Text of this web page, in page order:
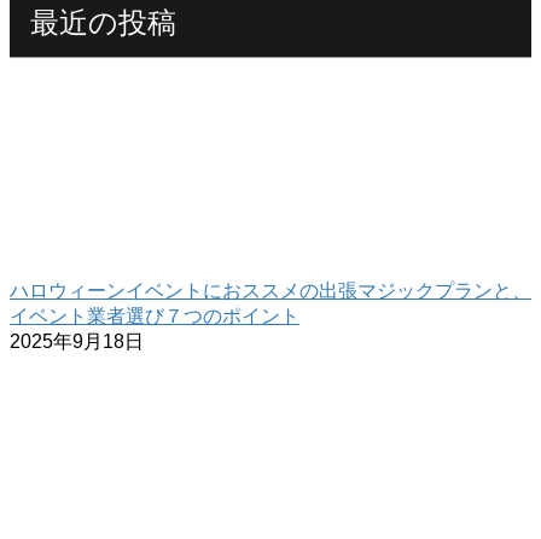
最近の投稿
ハロウィーンイベントにおススメの出張マジックプランと、
イベント業者選び７つのポイント
2025年9月18日